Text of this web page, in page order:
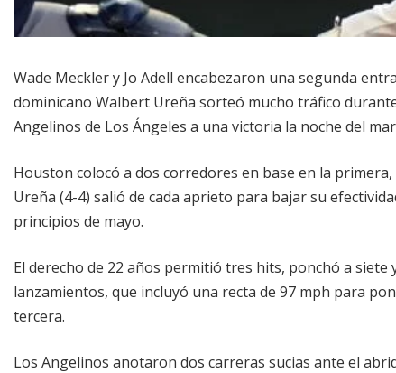
Wade Meckler y Jo Adell encabezaron una segunda
dominicano Walbert Ureña sorteó mucho tráfico
Angelinos de Los Ángeles a una victoria la noche del
Houston colocó a dos corredores en base en la
Ureña (4-4) salió de cada aprieto para bajar su
principios de mayo.
El derecho de 22 años permitió tres hits, ponchó a
lanzamientos, que incluyó una recta de 97 mph para
tercera.
Los Angelinos anotaron dos carreras sucias ante el